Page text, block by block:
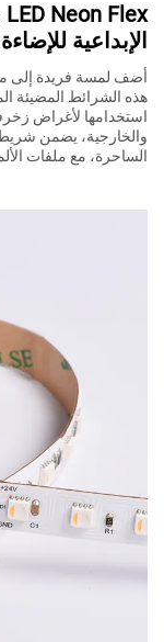
الإبداعية للإضاءة
هذه الشرائط المضيئة
استخدامها لأغراض
الساحرة، مع ملفات